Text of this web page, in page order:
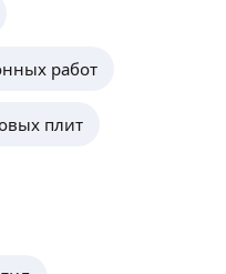
работ
плит